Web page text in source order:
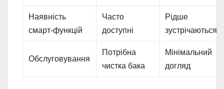
Наявність
смарт-функцій
Часто
доступні
Рідше
зустрічаються
Обслуговування
Потрібна
чистка бака
Мінімальний
догляд